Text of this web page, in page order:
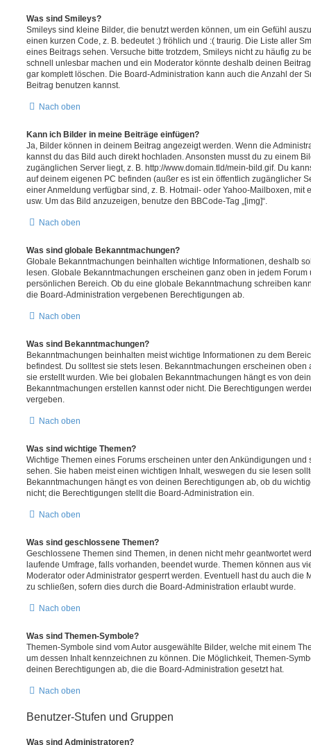
Was sind Smileys?
Smileys sind kleine Bilder, die benutzt werden können, um ein Gefühl
einen kurzen Code, z. B. bedeutet :) fröhlich und :( traurig. Die Liste aller
eines Beitrags sehen. Versuche bitte trotzdem, Smileys nicht zu häufig zu
schnell unlesbar machen und ein Moderator könnte deshalb deinen
gar komplett löschen. Die Board-Administration kann auch die Anzahl der
Beitrag benutzen kannst.
Nach oben
Kann ich Bilder in meine Beiträge einfügen?
Ja, Bilder können in deinem Beitrag angezeigt werden. Wenn die
kannst du das Bild auch direkt hochladen. Ansonsten musst du zu einem
zugänglichen Server liegt, z. B. http://www.domain.tld/mein-bild.gif. Du
auf deinem eigenen PC befinden (außer es ist ein öffentlich zugänglicher
einer Anmeldung verfügbar sind, z. B. Hotmail- oder Yahoo-Mailboxen, mit
usw. Um das Bild anzuzeigen, benutze den BBCode-Tag „[img]“.
Nach oben
Was sind globale Bekanntmachungen?
Globale Bekanntmachungen beinhalten wichtige Informationen, deshalb
lesen. Globale Bekanntmachungen erscheinen ganz oben in jedem
persönlichen Bereich. Ob du eine globale Bekanntmachung schreiben
die Board-Administration vergebenen Berechtigungen ab.
Nach oben
Was sind Bekanntmachungen?
Bekanntmachungen beinhalten meist wichtige Informationen zu dem
befindest. Du solltest sie stets lesen. Bekanntmachungen erscheinen oben
sie erstellt wurden. Wie bei globalen Bekanntmachungen hängt es von
Bekanntmachungen erstellen kannst oder nicht. Die Berechtigungen
vergeben.
Nach oben
Was sind wichtige Themen?
Wichtige Themen eines Forums erscheinen unter den Ankündigungen und
sehen. Sie haben meist einen wichtigen Inhalt, weswegen du sie lesen
Bekanntmachungen hängt es von deinen Berechtigungen ab, ob du
nicht; die Berechtigungen stellt die Board-Administration ein.
Nach oben
Was sind geschlossene Themen?
Geschlossene Themen sind Themen, in denen nicht mehr geantwortet
laufende Umfrage, falls vorhanden, beendet wurde. Themen können aus
Moderator oder Administrator gesperrt werden. Eventuell hast du auch die
zu schließen, sofern dies durch die Board-Administration erlaubt wurde.
Nach oben
Was sind Themen-Symbole?
Themen-Symbole sind vom Autor ausgewählte Bilder, welche mit einem
um dessen Inhalt kennzeichnen zu können. Die Möglichkeit, Themen-
deinen Berechtigungen ab, die die Board-Administration gesetzt hat.
Nach oben
Benutzer-Stufen und Gruppen
Was sind Administratoren?